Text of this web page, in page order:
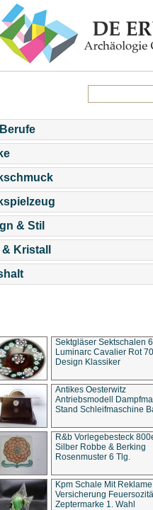
& Stil
Kristall
Sektgläser Sektschalen
Luminarc Cavalier Rot
Design Klassiker
Antikes Oesterwitz
Antriebsmodell
Stand Schleifmaschine
R&b Vorlegebesteck
Silber Robbe & Berking
Rosenmuster 6 Tlg.
Kpm Schale Mit Reklame
Versicherung
Zeptermarke 1. Wahl